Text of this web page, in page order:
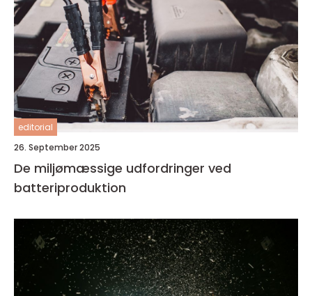
editorial
26. September 2025
De miljømæssige udfordringer ved
batteriproduktion